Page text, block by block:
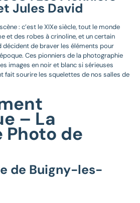
Jules David
: c’est le XIXe siècle, tout le monde
et des robes à crinoline, et un certain
décident de braver les éléments pour
Ces pionniers de la photographie
images en noir et blanc si sérieuses
fait sourire les squelettes de nos salles de
– La
Photo de
de Buigny-les-